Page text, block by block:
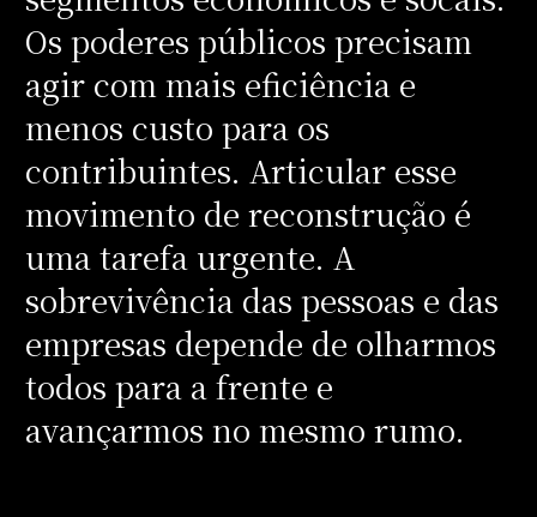
Os poderes públicos precisam
agir com mais eficiência e
menos custo para os
contribuintes. Articular esse
movimento de reconstrução é
uma tarefa urgente. A
sobrevivência das pessoas e das
empresas depende de olharmos
todos para a frente e
avançarmos no mesmo rumo.